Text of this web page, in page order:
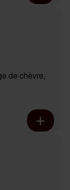
de chèvre,